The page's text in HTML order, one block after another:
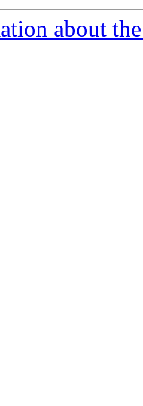
about